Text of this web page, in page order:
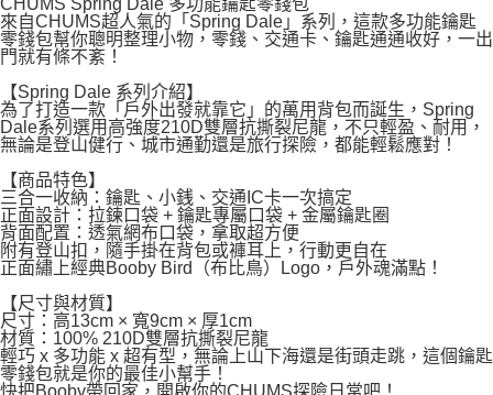
CHUMS Spring Dale 多功能鑰匙零錢包
來自CHUMS超人氣的「Spring Dale」系列，這款多功能鑰匙
零錢包幫你聰明整理小物，零錢、交通卡、鑰匙通通收好，一出
門就有條不紊！
【Spring Dale 系列介紹】
為了打造一款「戶外出發就靠它」的萬用背包而誕生，Spring
Dale系列選用高強度210D雙層抗撕裂尼龍，不只輕盈、耐用，
無論是登山健行、城市通勤還是旅行探險，都能輕鬆應對！
【商品特色】
三合一收納：鑰匙、小銭、交通IC卡一次搞定
正面設計：拉鍊口袋 + 鑰匙專屬口袋 + 金屬鑰匙圈
背面配置：透氣網布口袋，拿取超方便
附有登山扣，隨手掛在背包或褲耳上，行動更自在
正面繡上經典Booby Bird（布比鳥）Logo，戶外魂滿點！
【尺寸與材質】
尺寸：高13cm × 寬9cm × 厚1cm
材質：100% 210D雙層抗撕裂尼龍
輕巧 x 多功能 x 超有型，無論上山下海還是街頭走跳，這個鑰匙
零錢包就是你的最佳小幫手！
快把Booby帶回家，開啟你的CHUMS探險日常吧！